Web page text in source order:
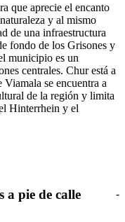
que aprecie el encanto
y al mismo
de una infraestructura
fondo de los Grisones y
municipio es un
centrales. Chur está a
se encuentra a
de la región y limita
Hinterrhein y el
a pie de calle -